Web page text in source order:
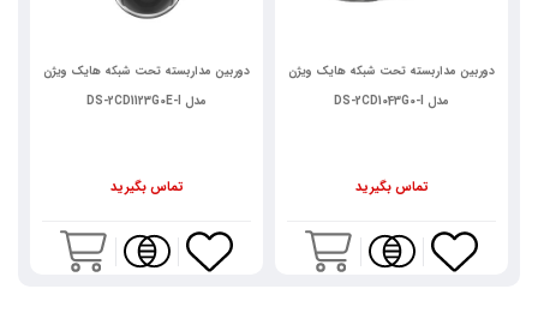
دوربین مداربسته تحت شبکه هایک ویژن
مدل DS-2CD1043G0-I
تماس بگیرید
دوربین مداربسته تحت شبکه هایک ویژن
مدل DS-2CD1123G0E-I
تماس بگیرید